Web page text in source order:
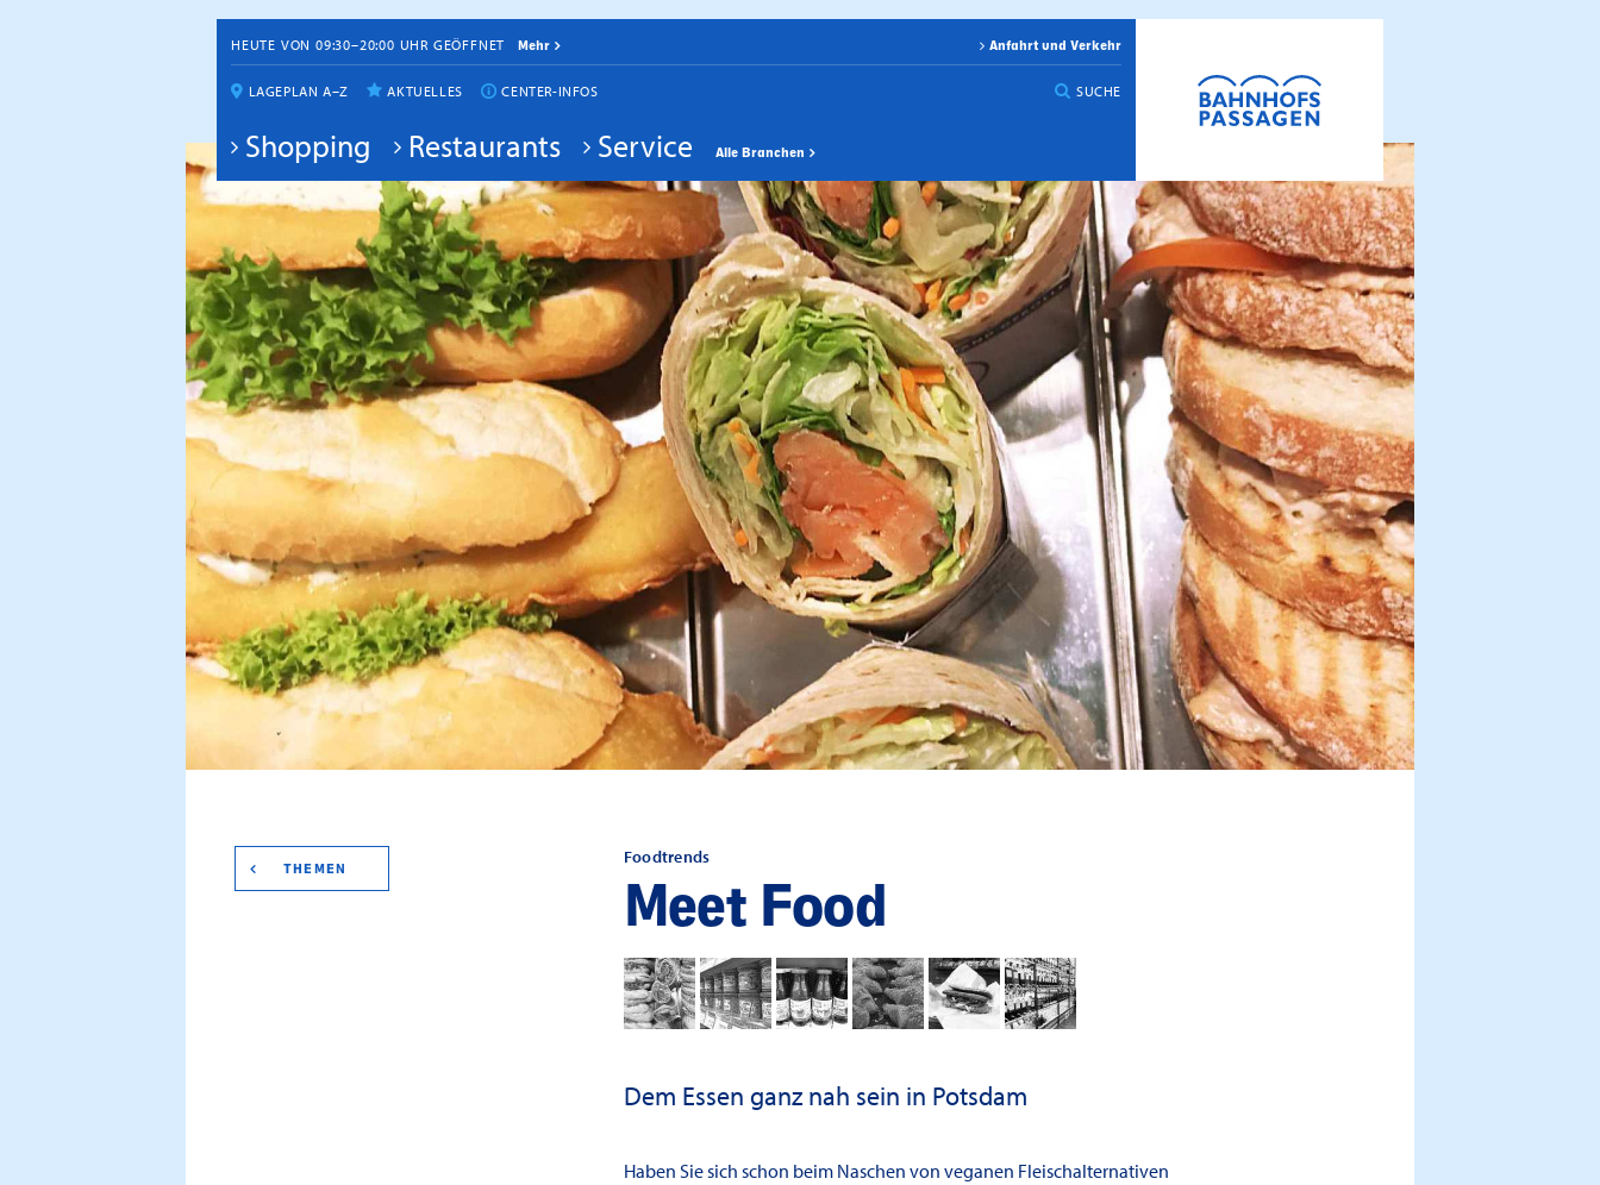
HEUTE VON 09:30–20:00 UHR GEÖFFNET Mehr Anfahrt und Verkehr
LAGEPLAN A–Z AKTUELLES CENTER-INFOS SUCHE
Shopping Restaurants Service Alle Branchen
THEMEN
Foodtrends
Meet Food
Dem Essen ganz nah sein in Potsdam
Haben Sie sich schon beim Naschen von veganen Fleischalternativen